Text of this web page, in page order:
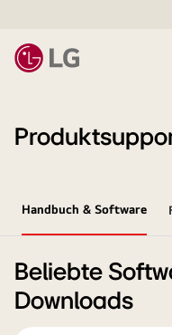
Handbuch & Software
Beliebte
Downloads